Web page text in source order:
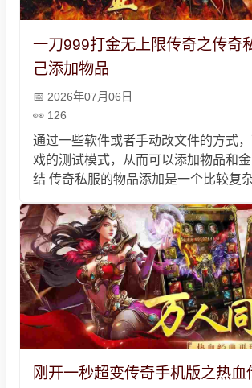
一刀999打金无上限传奇之传奇
己添加物品
2026年07月06日
126
通过一些软件或者手动改文件的方式
戏的测试模式，从而可以添加物品和
结 传奇私服的物品添加是一个比较复
择使用一些辅助工具来实现物品添加
意这些工具的安全性，防止造成不必
刚开一秒超变传奇手机版之热血